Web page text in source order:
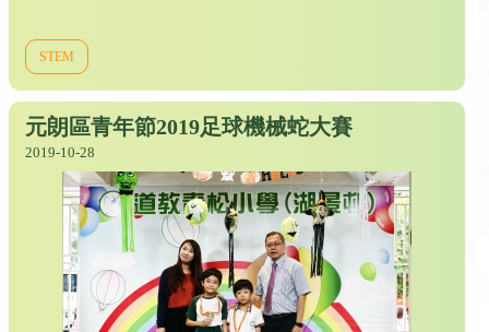
STEM
元朗區青年節2019足球機械蛇大賽
2019-10-28